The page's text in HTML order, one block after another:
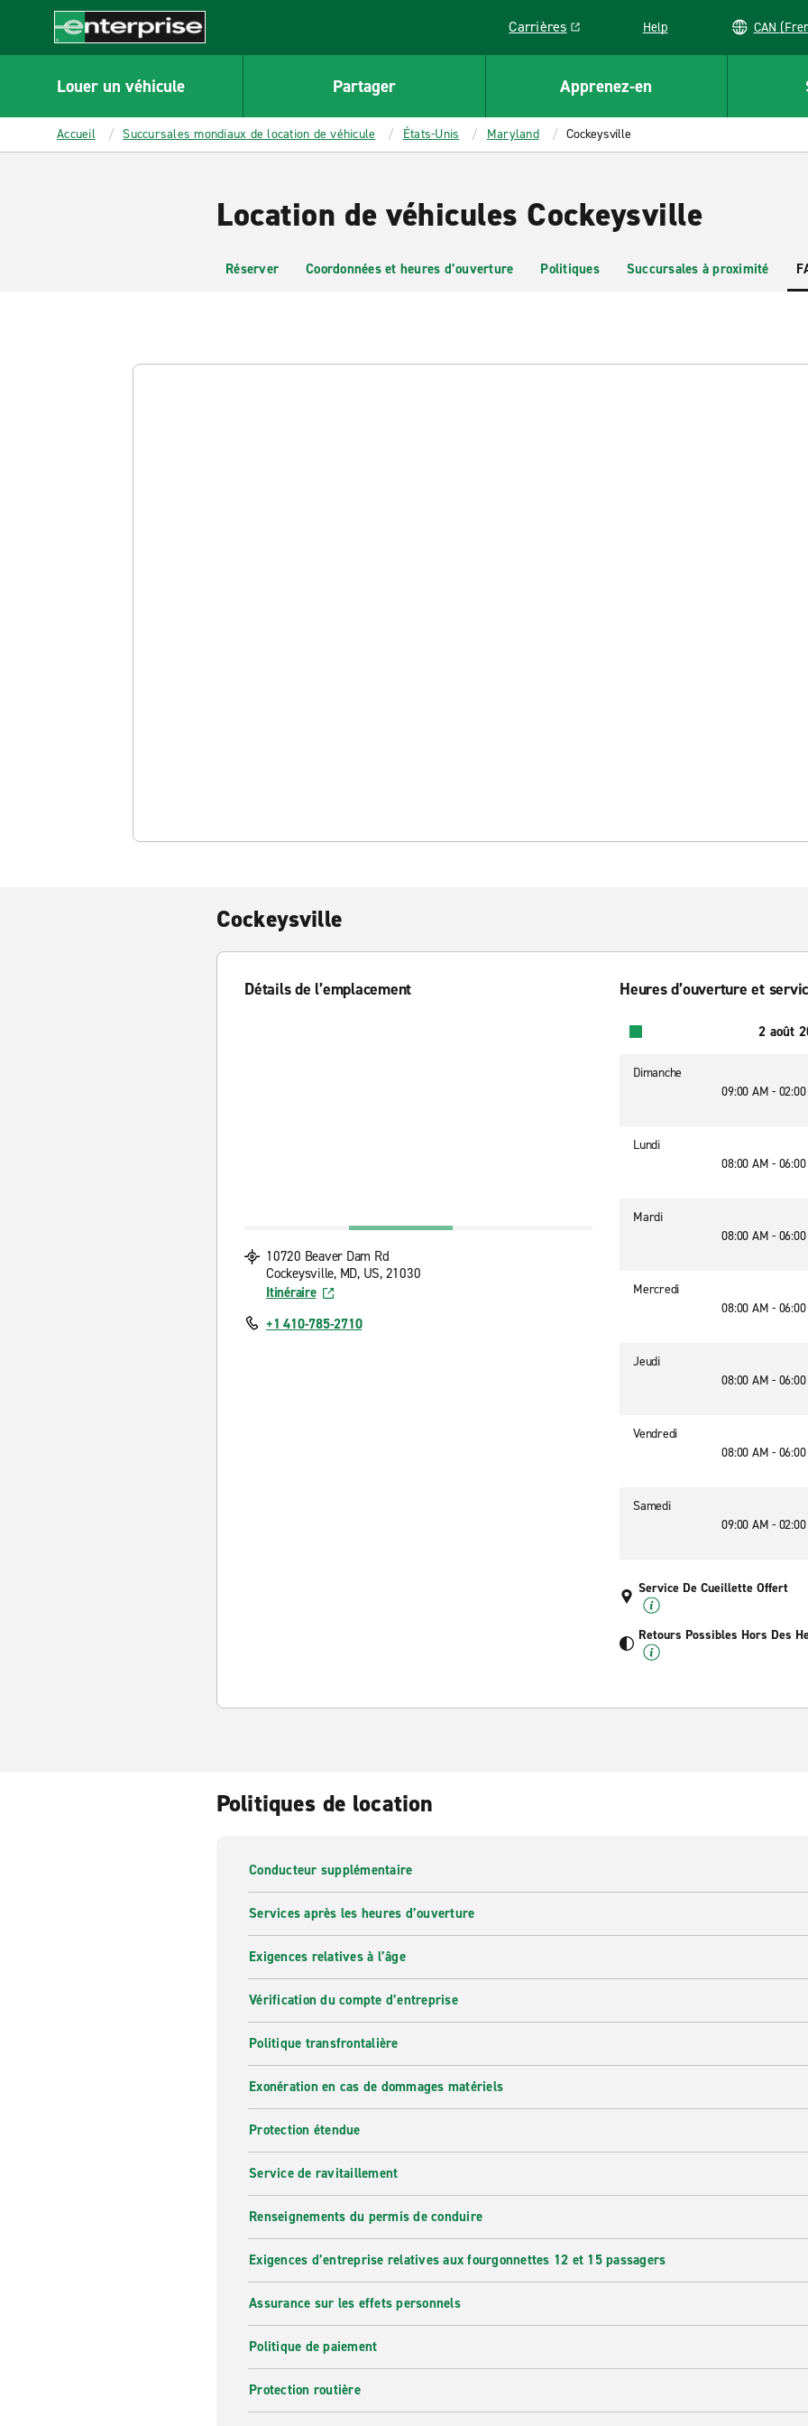
CONTENT
Enterprise
Carrières
Link opens in a new window
Help CAN
Louer un véhicule Partager Apprenez-en
Accueil Succursales mondiaux de location de véhicule États-Unis Maryland Cockeysville
Location de véhicules Cockeysville
Réserver Coordonnées et heures d’ouverture Politiques Succursales à proximité
Cockeysville
Détails de l’emplacement
10720 Beaver Dam Rd
Cockeysville, MD, US, 21030
Itinéraire
+1 410-785-2710
Heures d’ouverture et
2 août
Dimanche
09:00 AM -
Lundi
08:00 AM -
Mardi
08:00 AM -
Mercredi
08:00 AM -
Jeudi
08:00 AM -
Vendredi
08:00 AM -
Samedi
09:00 AM -
Service De Cueillette Offert
Retours Possibles Hors Des
Politiques de location
Conducteur supplémentaire
Services après les heures d’ouverture
Exigences relatives à l’âge
Vérification du compte d’entreprise
Politique transfrontalière
Exonération en cas de dommages matériels
Protection étendue
Service de ravitaillement
Renseignements du permis de conduire
Exigences d’entreprise relatives aux fourgonnettes 12 et 15 passagers
Assurance sur les effets personnels
Politique de paiement
Protection routière